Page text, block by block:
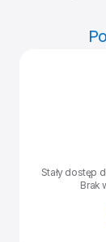
Stały dostęp
Brak